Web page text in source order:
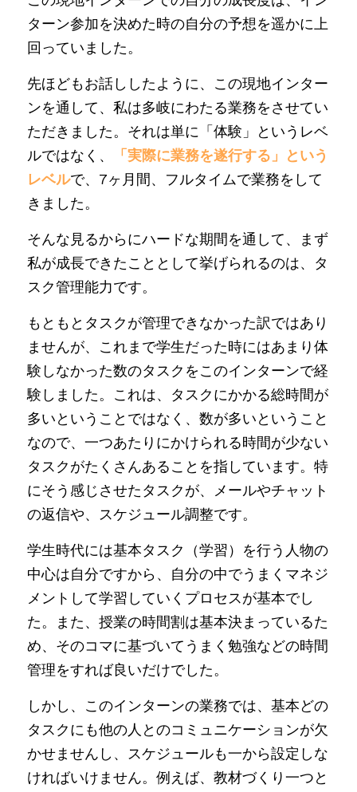
ターン参加を決めた時の自分の予想を遥かに上
回っていました。
先ほどもお話ししたように、この現地インター
ンを通して、私は多岐にわたる業務をさせてい
ただきました。それは単に「体験」というレベ
ルではなく、
「実際に業務を遂行する」という
レベルで、7ヶ月間、フルタイムで業務をして
きました。
そんな見るからにハードな期間を通して、まず
私が成長できたこととして挙げられるのは、タ
スク管理能力です。
もともとタスクが管理できなかった訳ではあり
ませんが、これまで学生だった時にはあまり体
験しなかった数のタスクをこのインターンで経
験しました。これは、タスクにかかる総時間が
多いということではなく、数が多いということ
なので、一つあたりにかけられる時間が少ない
タスクがたくさんあることを指しています。特
にそう感じさせたタスクが、メールやチャット
の返信や、スケジュール調整です。
学生時代には基本タスク（学習）を行う人物の
中心は自分ですから、自分の中でうまくマネジ
メントして学習していくプロセスが基本でし
た。また、授業の時間割は基本決まっているた
め、そのコマに基づいてうまく勉強などの時間
管理をすれば良いだけでした。
しかし、このインターンの業務では、基本どの
タスクにも他の人とのコミュニケーションが欠
かせませんし、スケジュールも一から設定しな
ければいけません。例えば、教材づくり一つと